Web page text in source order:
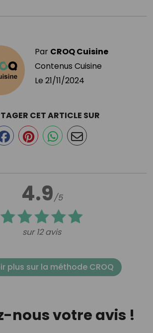
Par CROQ Cuisine
Contenus Cuisine
Le 21/11/2024
4.9/5
sur 12 avis
CET ARTICLE SUR
plus sur la méthode CROQ
nous votre avis !